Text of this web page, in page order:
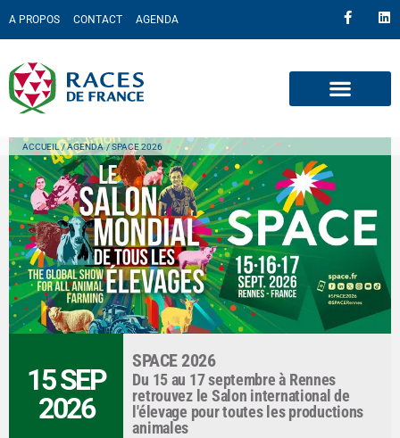
A PROPOS CONTACT AGENDA
ACCUEIL / AGENDA / SPACE 2026
15 SEP
2026
SPACE 2026
Du 15 au 17 septembre à Rennes
retrouvez le Salon international de
l'élevage pour toutes les productions
animales